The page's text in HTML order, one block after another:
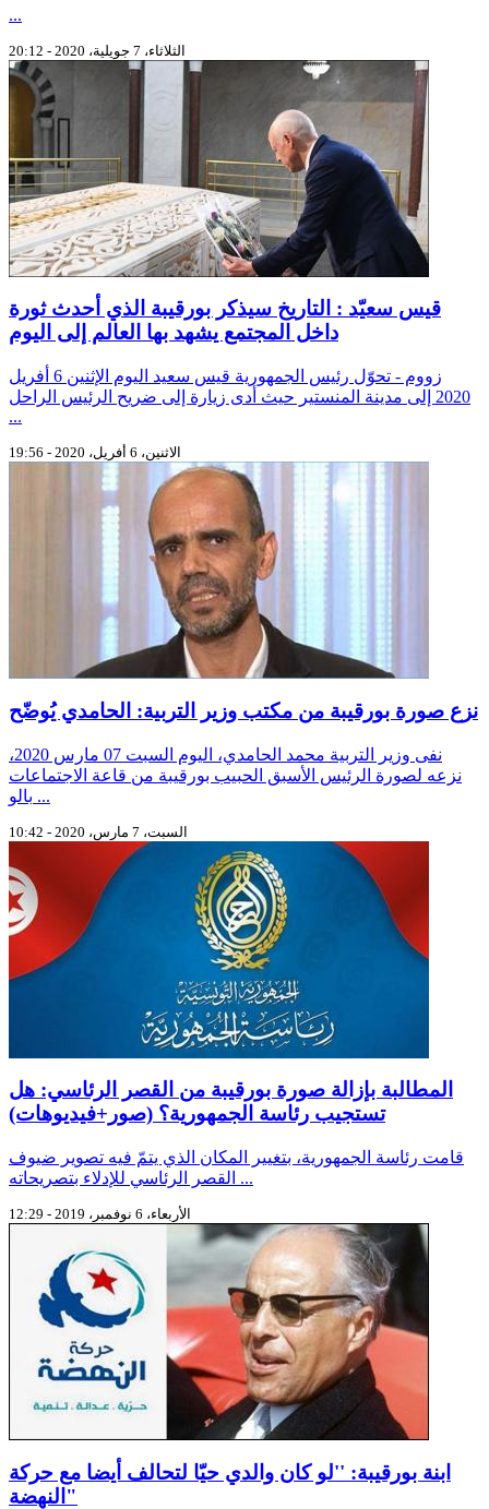
...
الثلاثاء، 7 جويلية، 2020 - 20:12
قيس سعيّد : التاريخ سيذكر بورقيبة الذي أحدث ثورة
داخل المجتمع يشهد بها العالم إلى اليوم
زووم - تحوّل رئيس الجمهورية قيس سعيد اليوم الإثنين 6 أفريل
2020 إلى مدينة المنستير حيث أدى زيارة إلى ضريح الرئيس الراحل
...
الاثنين، 6 أفريل، 2020 - 19:56
نزع صورة بورقيبة من مكتب وزير التربية: الحامدي يُوضّح
نفى وزير التربية محمد الحامدي، اليوم السبت 07 مارس 2020،
نزعه لصورة الرئيس الأسبق الحبيب بورقيبة من قاعة الاجتماعات
بالو ...
السبت، 7 مارس، 2020 - 10:42
المطالبة بإزالة صورة بورقيبة من القصر الرئاسي: هل
تستجيب رئاسة الجمهورية؟ (صور+فيديوهات)
قامت رئاسة الجمهورية، بتغيير المكان الذي يتمّ فيه تصوير ضيوف
القصر الرئاسي للإدلاء بتصريحاته ...
الأربعاء، 6 نوفمبر، 2019 - 12:29
ابنة بورقيبة: ''لو كان والدي حيّا لتحالف أيضا مع حركة
النهضة"